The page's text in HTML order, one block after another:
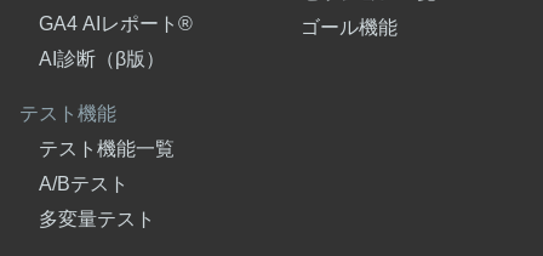
GA4 AIレポート®
AI診断（β版）
テスト機能
テスト機能一覧
A/Bテスト
多変量テスト
ゴール機能